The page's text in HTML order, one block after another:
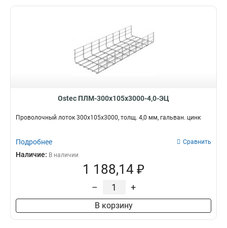
Ostec ПЛМ-300х105х3000-4,0-ЭЦ
Проволочный лоток 300х105х3000, толщ. 4,0 мм, гальван. цинк
Подробнее Сравнить
Наличие: В наличии
1 188,14 ₽
– +
В корзину